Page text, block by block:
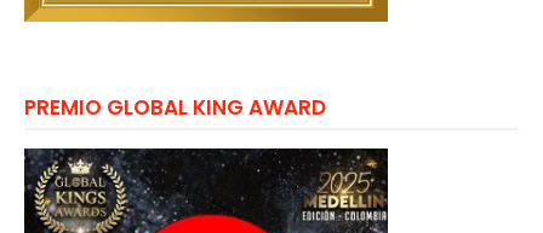
PREMIO GLOBAL KING AWARD